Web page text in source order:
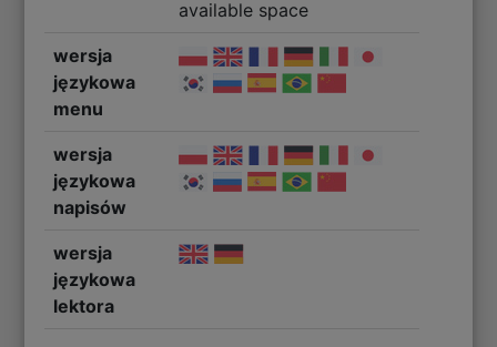
available space
wersja
językowa
menu
wersja
językowa
napisów
wersja
językowa
lektora